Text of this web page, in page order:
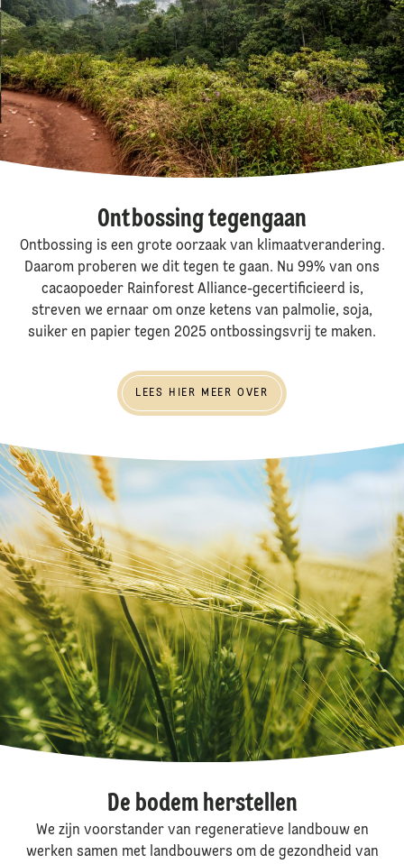
Ontbossing tegengaan
Ontbossing is een grote oorzaak van klimaatverandering.
Daarom proberen we dit tegen te gaan. Nu 99% van ons
cacaopoeder Rainforest Alliance-gecertificieerd is,
streven we ernaar om onze ketens van palmolie, soja,
suiker en papier tegen 2025 ontbossingsvrij te maken.
LEES HIER MEER OVER
De bodem herstellen
We zijn voorstander van regeneratieve landbouw en
werken samen met landbouwers om de gezondheid van